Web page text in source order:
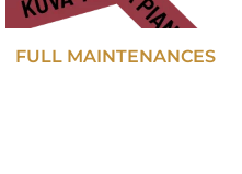
FULL MAINTENANCES